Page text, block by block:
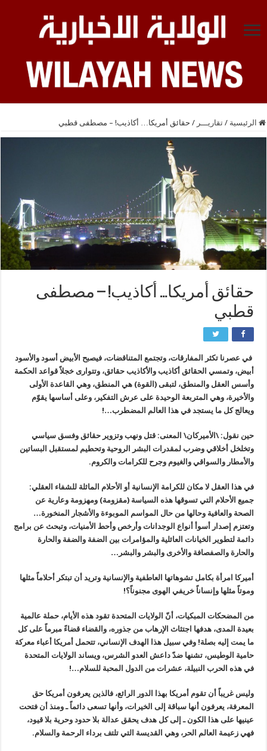
الرئيسية / تقاريـــر / حقائق أمريكا… أكاذيب! – مصطفى قطبي
حقائق أمريكا… أكاذيب! – مصطفى
قطبي
في عصرنا تكثر المفارقات، وتجتمع المتناقضات، فيصبح الأبيض أسود والأسود
أبيض، وتمسي الحقائق أكاذيب والأكاذيب حقائق، وتتوارى خجلاً قواعد الحكمة
وأسس العقل والمنطق، لتبقى (القوة) هي المنطق، وهي القاعدة الأولى
والأخيرة، وهي المتربعة الوحيدة على عرش التفكير، وعلى أساسها يقوّم
ويعالج كل ما يستجد في هذا العالم المضطرب…!
حين نقول: \الأميركان\ المعنى: قتل ونهب وتزوير حقائق وفسق سياسي
وتخلخل أخلاقي وضرب لمقدرات البشر الروحية وتحطيم لمستقبل البساتين
والأمطار والسواقي والغيوم وجرح للكرامات والكروم.‏
في هذا العقل لا مكان للكرامة الإنسانية أو الأحلام الماثلة للشفاء العقلي:
جميع الأحلام التي تسوقها هذه السياسة (مقزومة) ومهزومة وعارية عن
الصحة والعافية وحالها من حال المواسم الموبوءة والأشجار المنخورة…
وتعتزم إصدار أسوأ أنواع الوجدانات وأرخص وأحط الأمنيات، وتبحث عن برامج
دائمة لتطوير الخيانات العائلية والمؤامرات بين الضفة والضفة والحارة
والحارة والصفصافة والأخرى والبشر والبشر…‏
أميركا امرأة بكامل تشوهاتها العاطفية والإنسانية وتريد أن تبتكر أحلاماً مثلها
وموتاً مثلها وإنساناً خريفي الهوى مجنوناً؟!‏
من المضحكات المبكيات، أنّ الولايات المتحدة تقود هذه الأيام، حملة عالمية
بعيدة المدى، هدفها اجتثاث الإرهاب من جذوره، والقضاء قضاءً مبرماً على كل
ما يمت إليه بصلة! وفي سبيل هذا الهدف الإنساني، تتحمل أمريكا أعباء معركة
حامية الوطيس، تشنها ضدّ داعش العدو الشرس، ويساند الولايات المتحدة
في هذه الحرب النبيلة، عشرات من الدول المحبة للسلام…!
وليس غريباً أن تقوم أمريكا بهذا الدور الرائع، فالذين يعرفون أمريكا حق
المعرفة، يعرفون أنها سباقة إلى الخيرات، وأنها تسعى دائماً ـ ومنذ أن فتحت
عينيها على هذا الكون ـ إلى كل هدف يحقق عدالة بلا حدود وحرية بلا قيود،
فهي زعيمة العالم الحر، وهي القديسة التي تلتف برداء الرحمة والسلام.